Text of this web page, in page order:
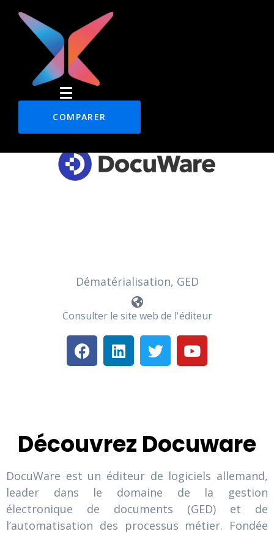
COMPARER
Dématérialisation, GED
Consulter le site web de l'éditeur
Découvrez Docuware
DocuWare est un éditeur de logiciels allemand,
leader dans le domaine de la gestion
électronique de documents (GED) et de
l’automatisation des processus métier. Fondée